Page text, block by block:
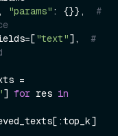
, "params" : {}}, #
"text"], #
] for res in